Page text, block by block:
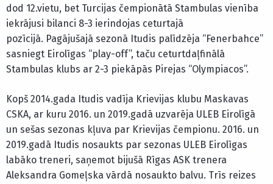
dod 12.vietu, bet Turcijas čempionātā Stambulas vienība
iekrājusi bilanci 8-3 ierindojas ceturtajā
pozīcijā. Pagājušajā sezonā Itudis palīdzēja “Fenerbahce”
sasniegt Eirolīgas “play-off”, taču ceturtdaļfinālā
Stambulas klubs ar 2-3 piekāpās Pirejas “Olympiacos”.
Kopš 2014.gada Itudis vadīja Krievijas klubu Maskavas
CSKA, ar kuru 2016. un 2019.gadā uzvarēja ULEB Eirolīgā
un sešas sezonas kļuva par Krievijas čempionu. 2016. un
2019.gadā Itudis nosaukts par sezonas ULEB Eirolīgas
labāko treneri, saņemot bijušā Rīgas ASK trenera
Aleksandra Gomeļska vārdā nosaukto balvu. Trīs reizes